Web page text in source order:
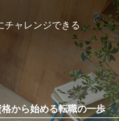
チャレンジできる
から始める転職の一歩